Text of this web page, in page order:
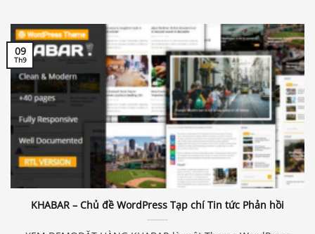
KHABAR – Chủ đề WordPress Tạp chí Tin tức Phản hồi
09
Th9